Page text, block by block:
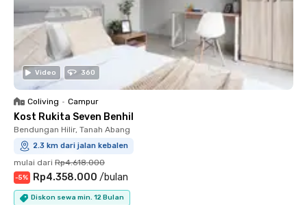
Video 360
Coliving • Campur
Kost Rukita Seven Benhil
Bendungan Hilir, Tanah Abang
2.3 km dari jalan kebalen
mulai dari Rp4.618.000
-5% Rp4.358.000 /bulan
Diskon sewa min. 12 Bulan